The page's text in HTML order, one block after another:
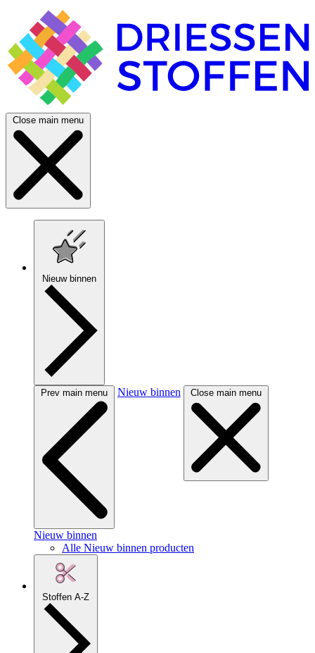
Close main menu
Nieuw binnen
Prev main menu Nieuw binnen Close main menu
Nieuw binnen
Alle Nieuw binnen producten
Stoffen A-Z